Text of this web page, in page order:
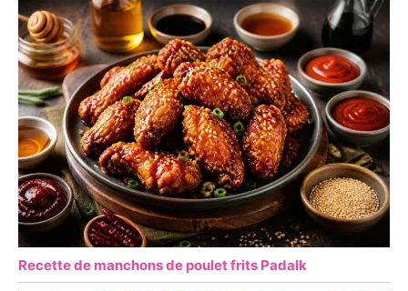
Recette de manchons de poulet frits Padalk